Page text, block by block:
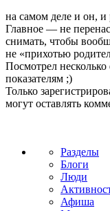
на самом деле и он,
Главное — не
снимать, чтобы
не «прихотью
Посмотрел
показателям ;)
Только
могут оставлять
Разделы
Блоги
Люди
Афиша